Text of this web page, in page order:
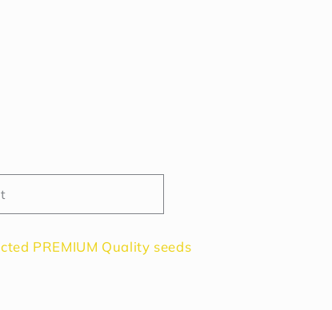
PREMIUM Quality seeds